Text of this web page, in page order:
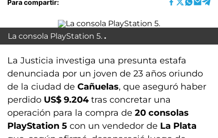
Para compartir:
La consola PlayStation 5.
La Justicia investiga una presunta estafa
denunciada por un joven de 23 años oriundo
de la ciudad de Cañuelas, que aseguró haber
perdido US$ 9.204tras concretar una
operación para la compra de 20 consolas
PlayStation 5 con un vendedor de La Plata